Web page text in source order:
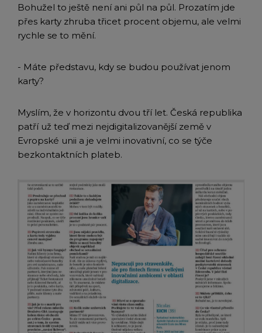
Bohužel to ještě není ani půl na půl. Prozatím jde
přes karty zhruba třicet procent objemu, ale velmi
rychle se to mění.
- Máte představu, kdy se budou používat jenom
karty?
Myslím, že v horizontu dvou tří let. Česká republika
patří už teď mezi nejdigitalizovanější země v
Evropské unii a je velmi inovativní, co se týče
bezkontaktních plateb.